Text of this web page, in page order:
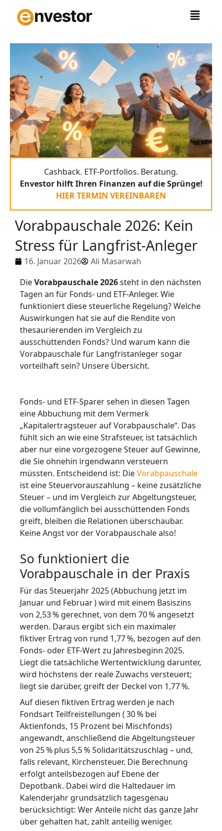
Inhalt
springen
Cashback. ETF-Portfolios. Beratung.
Envestor hilft Ihren Finanzen auf die Sprünge!
HIER TERMIN VEREINBAREN
Vorabpauschale 2026: Kein
Stress für Langfrist-Anleger
16. Januar 2026
Ali Masarwah
DieVorabpauschale 2026steht in den nächsten
Tagen an für Fonds- und ETF-Anleger. Wie
funktioniert diese steuerliche Regelung? Welche
Auswirkungen hat sie auf die Rendite von
thesaurierenden im Vergleich zu
ausschüttenden Fonds? Und warum kann die
Vorabpauschale für Langfristanleger sogar
vorteilhaft sein? Unsere Übersicht.
Fonds- und ETF-Sparer sehen in diesen Tagen
eine Abbuchung mit dem Vermerk
„Kapitalertragsteuer auf Vorabpauschale“. Das
fühlt sich an wie eine Strafsteuer, ist tatsächlich
aber nur eine vorgezogene Steuer auf Gewinne,
die Sie ohnehin irgendwann versteuern
müssten. Entscheidend ist: DieVorabpauschale
ist eine Steuervorauszahlung – keine zusätzliche
Steuer – und im Vergleich zur Abgeltungsteuer,
die vollumfänglich bei ausschüttenden Fonds
greift, bleiben die Relationen überschaubar.
Keine Angst vor der Vorabpauschale also!
So funktioniert die
Vorabpauschale in der Praxis
Für das Steuerjahr 2025 (Abbuchung jetzt im
Januar und Februar ) wird mit einem Basiszins
von 2,53 % gerechnet, von dem 70 % angesetzt
werden. Daraus ergibt sich ein maximaler
fiktiver Ertrag von rund 1,77 %, bezogen auf den
Fonds- oder ETF-Wert zu Jahresbeginn 2025.
Liegt die tatsächliche Wertentwicklung darunter,
wird höchstens der reale Zuwachs versteuert;
liegt sie darüber, greift der Deckel von 1,77 %.
Auf diesen fiktiven Ertrag werden je nach
Fondsart Teilfreistellungen ( 30 % bei
Aktienfonds, 15 Prozent bei Mischfonds)
angewandt, anschließend die Abgeltungsteuer
von 25 % plus 5,5 % Solidaritätszuschlag – und,
falls relevant, Kirchensteuer. Die Berechnung
erfolgt anteilsbezogen auf Ebene der
Depotbank. Dabei wird die Haltedauer im
Kalenderjahr grundsätzlich tagesgenau
berücksichtigt: Wer Anteile nicht das ganze Jahr
über gehalten hat, zahlt anteilig weniger.